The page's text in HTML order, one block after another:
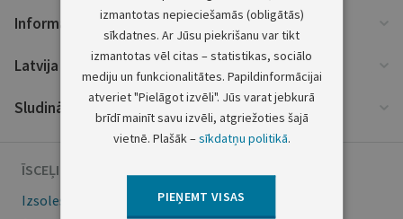
Informācija
Latvija un ES
Sludinājumi
ĪSCEĻI
Izsoles
izmantotas nepieciešamās (obligātās)
sīkdatnes. Ar Jūsu piekrišanu var tikt
izmantotas vēl citas – statistikas, sociālo
mediju un funkcionalitātes. Papildinformācijai
atveriet "Pielāgot izvēli". Jūs varat jebkurā
brīdī mainīt savu izvēli, atgriežoties šajā
vietnē. Plašāk –sīkdatņu politikā.
PIEŅEMT VISAS